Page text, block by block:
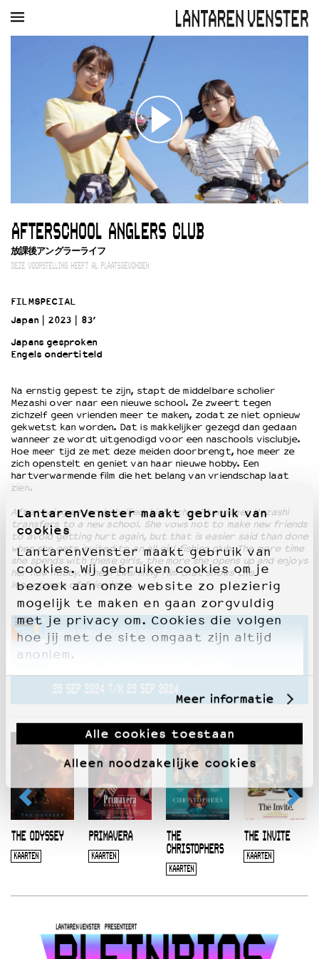
LantarenVenster maakt gebruik van
cookies
LantarenVenster maakt gebruik van
cookies. Wij gebruiken cookies om je
bezoek aan onze website zo plezierig
mogelijk te maken en gaan zorgvuldig
met je privacy om. Cookies die volgen
hoe jij met de site omgaat zijn altijd
anoniem.
Meer informatie
Alle cookies toestaan
Alleen noodzakelijke cookies
MUZIEK RESTAURANT
Winkelmandje
Zoek
PLAN JE BEZOEK
Openingstijden & contact
Bereikbaarheid
Kaartverkoop
EDUCATIE
Schoolvoorstellingen
Filmprogramma’s Primair Onderwijs
Speciale educatieprogramma’s
OVER LANTARENVENSTER
Werken bij
Wie is wie
Word vriend
Historie
Partners
Huisregels
Privacyverklaring
Integriteits- en gedragscode
Duurzaamheid
Culturele boycot Israël
Ruimte voor artistieke vrijheid – VNPF
AFTERSCHOOL ANGLERS CLUB
放課後アングラーライフ
DEZE VOORSTELLING HEEFT AL PLAATSGEVONDEN
FILMSPECIAL
Japan
2023
83’
Japans gesproken
Engels ondertiteld
Na ernstig gepest te zijn, stapt de middelbare scholier
Mezashi over naar een nieuwe school. Ze zweert tegen
zichzelf geen vrienden meer te maken, zodat ze niet opnieuw
gekwetst kan worden. Dat is makkelijker gezegd dan gedaan
wanneer ze wordt uitgenodigd voor een naschools visclubje.
Hoe meer tijd ze met deze meiden doorbrengt, hoe meer ze
zich openstelt en geniet van haar nieuwe hobby. Een
hartverwarmende film die het belang van vriendschap laat
zien.
After being severely bullied, high school teenager Mezashi
transfers to a new school. She vows not to make new friends
to avoid getting hurt again, but that is easier said than done
when she gets invited to an all girl fishing club. The more time
she spends with these girls, the more she opens up and enjoys
her new hobby. A heartwarming film that shows the
importance of friendship.
Deze voorstelling hoort bij
26 SEP 2024 T/M 29 SEP 2024
THE ODYSSEY
KAARTEN
PRIMAVERA
KAARTEN
THE
CHRISTOPHERS
KAARTEN
THE INVITE
KAARTEN